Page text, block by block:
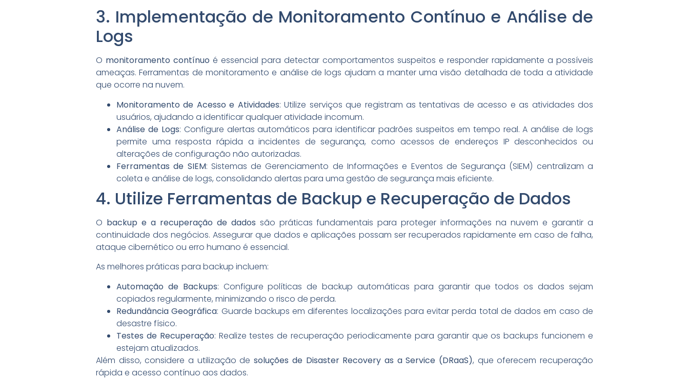
3. Implementação de Monitoramento Contínuo e Análise de
Logs
O monitoramento contínuo é essencial para detectar comportamentos suspeitos e responder rapidamente a possíveis
ameaças. Ferramentas de monitoramento e análise de logs ajudam a manter uma visão detalhada de toda a atividade
que ocorre na nuvem.
Monitoramento de Acesso e Atividades: Utilize serviços que registram as tentativas de acesso e as atividades dos
usuários, ajudando a identificar qualquer atividade incomum.
Análise de Logs: Configure alertas automáticos para identificar padrões suspeitos em tempo real. A análise de logs
permite uma resposta rápida a incidentes de segurança, como acessos de endereços IP desconhecidos ou
alterações de configuração não autorizadas.
Ferramentas de SIEM: Sistemas de Gerenciamento de Informações e Eventos de Segurança (SIEM) centralizam a
coleta e análise de logs, consolidando alertas para uma gestão de segurança mais eficiente.
4. Utilize Ferramentas de Backup e Recuperação de Dados
O backup e a recuperação de dados são práticas fundamentais para proteger informações na nuvem e garantir a
continuidade dos negócios. Assegurar que dados e aplicações possam ser recuperados rapidamente em caso de falha,
ataque cibernético ou erro humano é essencial.
As melhores práticas para backup incluem:
Automação de Backups: Configure políticas de backup automáticas para garantir que todos os dados sejam
copiados regularmente, minimizando o risco de perda.
Redundância Geográfica: Guarde backups em diferentes localizações para evitar perda total de dados em caso de
desastre físico.
Testes de Recuperação: Realize testes de recuperação periodicamente para garantir que os backups funcionem e
estejam atualizados.
Além disso, considere a utilização desoluções de Disaster Recovery as a Service (DRaaS), que oferecem recuperação
rápida e acesso contínuo aos dados.